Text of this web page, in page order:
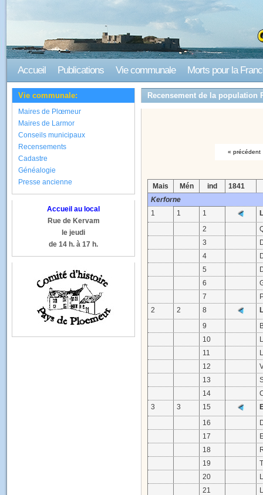
Accueil Publications Vie communale Morts pour la
Vie communale:
Maires de Plœmeur
Maires de Larmor
Conseils municipaux
Recensements
Cadastre
Généalogie
Presse ancienne
Accueil au local
Rue de Kervam
le jeudi
de 14 h. à 17 h.
Recensement de la population
« précédent
Mais Mén ind
1841
Kerforne
1
1 1
2
3
4
5
6
7
2
2 8
9
10
11
12
13
14
3
3 15
16
17
18
19
20
21